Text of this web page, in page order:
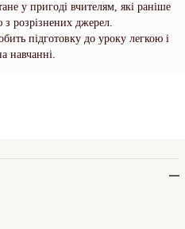
у пригоді вчителям, які раніше
розрізнених джерел.
підготовку до уроку легкою і
навчанні.